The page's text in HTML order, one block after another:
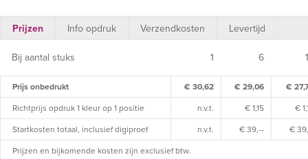
Prijzen Info opdruk Verzendkosten Levertijd
Bij aantal stuks 1 6
Prijs onbedrukt € 30,62 € 29,06 €
Richtprijs opdruk 1 kleur op 1 positie n.v.t. € 1,15 €
Startkosten totaal, inclusief digiproef n.v.t. € 39,-- €
Prijzen en bijkomende kosten zijn exclusief btw.